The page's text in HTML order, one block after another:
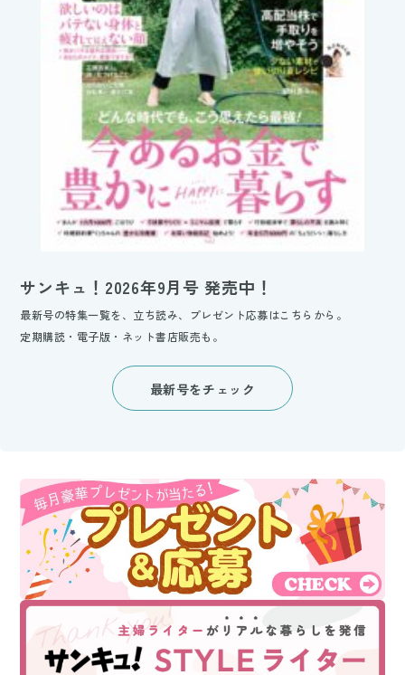
サンキュ！2026年9月号 発売中！
最新号の特集一覧を、立ち読み、プレゼント応募はこちらから。
定期購読・電子版・ネット書店販売も。
最新号をチェック